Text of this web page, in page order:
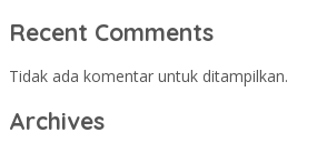
Recent Comments
Tidak ada komentar untuk ditampilkan.
Archives